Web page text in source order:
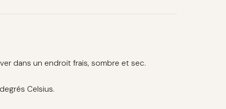
dans un endroit frais, sombre et sec.
Celsius.